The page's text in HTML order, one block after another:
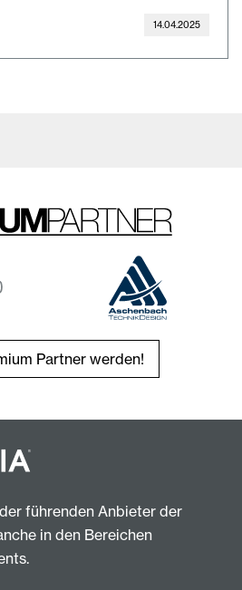
14.04.2025
Partner werden!
führenden Anbieter der
in den Bereichen